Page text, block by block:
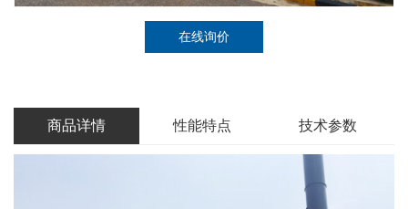
在线询价
商品详情 性能特点 技术参数